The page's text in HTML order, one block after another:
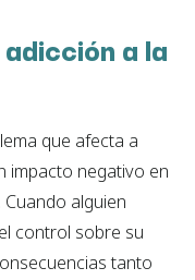
a la
que afecta a
impacto negativo en
alguien
control sobre su
tanto